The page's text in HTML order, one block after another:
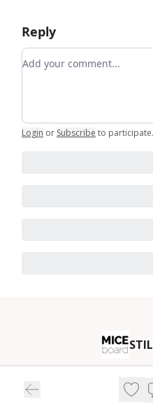
Reply
Add your comment
Login or Subscribe to participate.